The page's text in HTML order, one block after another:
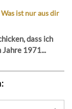
ist nur aus dir
dass ich
1971...